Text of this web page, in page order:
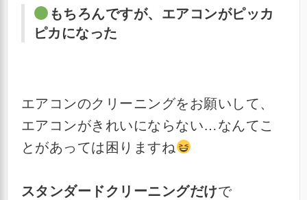
もちろんですが、エアコンがピッカ
ピカになった
エアコンのクリーニングをお願いして、
エアコンがきれいにならない…なんてこ
とがあっては困りますね
スタンダードクリーニングだけで